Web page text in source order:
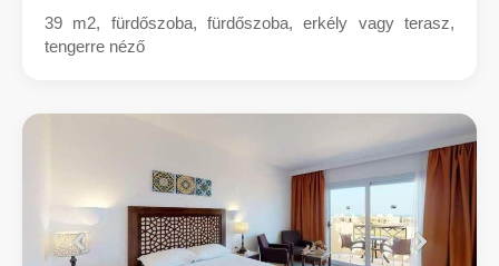
39 m2, fürdőszoba, fürdőszoba, erkély vagy terasz,
tengerre néző